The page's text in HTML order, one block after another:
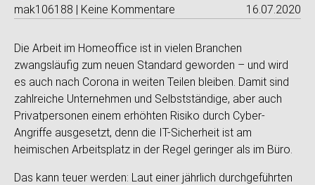
mak106188 | Keine Kommentare 16.07.2020
Die Arbeit im Homeoffice ist in vielen Branchen
zwangsläufig zum neuen Standard geworden – und wird
es auch nach Corona in weiten Teilen bleiben. Damit sind
zahlreiche Unternehmen und Selbstständige, aber auch
Privatpersonen einem erhöhten Risiko durch Cyber-
Angriffe ausgesetzt, denn die IT-Sicherheit ist am
heimischen Arbeitsplatz in der Regel geringer als im Büro.
Das kann teuer werden: Laut einer jährlich durchgeführten